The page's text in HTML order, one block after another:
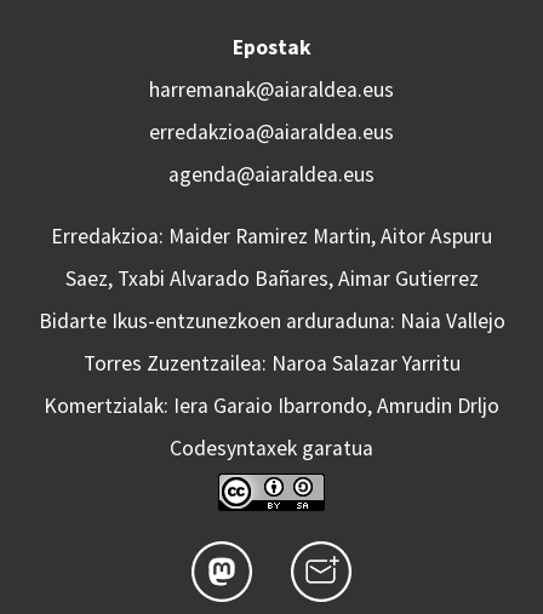
Epostak
harremanak@aiaraldea.eus
erredakzioa@aiaraldea.eus
agenda@aiaraldea.eus
Erredakzioa: Maider Ramirez Martin, Aitor Aspuru
Saez, Txabi Alvarado Bañares, Aimar Gutierrez
Bidarte Ikus-entzunezkoen arduraduna: Naia Vallejo
Torres Zuzentzailea: Naroa Salazar Yarritu
Komertzialak: Iera Garaio Ibarrondo, Amrudin Drljo
Codesyntaxek garatua